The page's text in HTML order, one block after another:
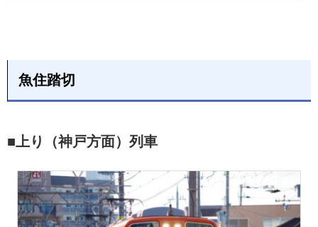
魚住踏切
■上り（神戸方面）列車